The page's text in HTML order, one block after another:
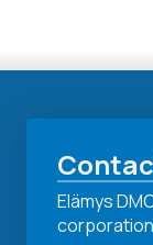
Elämys
corporation